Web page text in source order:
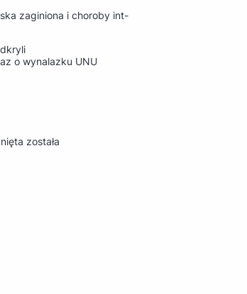
zaginiona i choroby int-
o wynalazku UNU
została